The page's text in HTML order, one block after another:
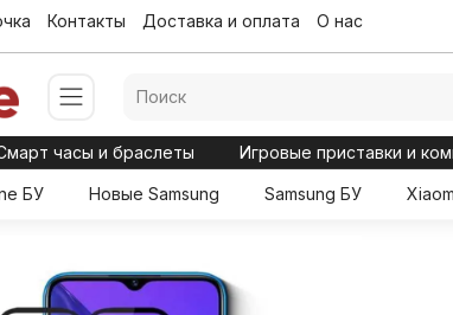
Контакты Доставка и оплата О нас
часы и браслеты Игровые приставки и
БУ Новые Samsung Samsung БУ